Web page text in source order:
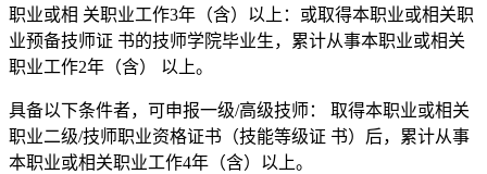
职业或相 关职业工作3年（含）以上：或取得本职业或相关职
业预备技师证 书的技师学院毕业生，累计从事本职业或相关
职业工作2年（含） 以上。
具备以下条件者，可申报一级/高级技师： 取得本职业或相关
职业二级/技师职业资格证书（技能等级证 书）后，累计从事
本职业或相关职业工作4年（含）以上。